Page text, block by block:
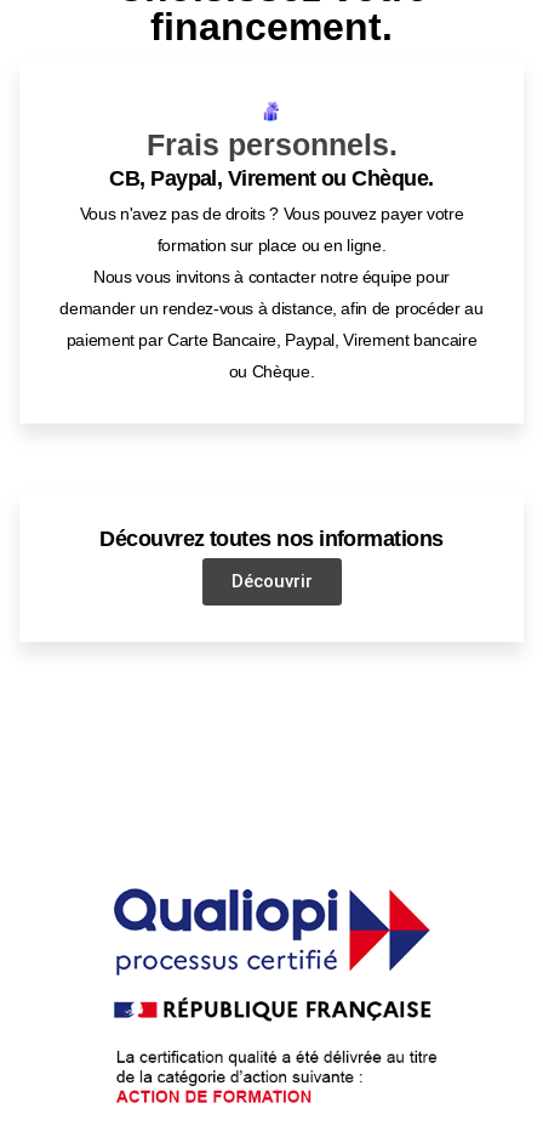
financement.
Frais personnels.
CB, Paypal, Virement ou Chèque.
Vous n'avez pas de droits ? Vous pouvez payer votre
formation sur place ou en ligne.
Nous vous invitons à contacter notre équipe pour
demander un rendez-vous à distance, afin de procéder au
paiement par Carte Bancaire, Paypal, Virement bancaire
ou Chèque.
Découvrez toutes nos informations
Découvrir